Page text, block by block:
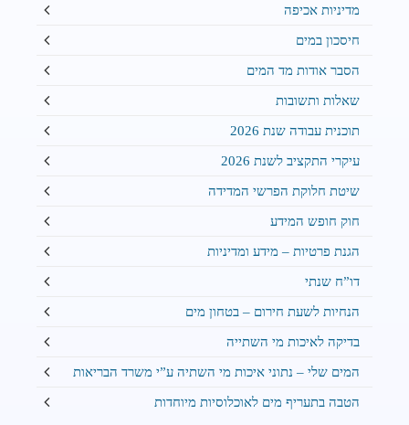
מדיניות אכיפה
חיסכון במים
הסבר אודות מד המים
שאלות ותשובות
תוכנית עבודה שנת 2026
עיקרי התקציב לשנת 2026
שיטת חלוקת הפרשי המדידה
חוק חופש המידע
הגנת פרטיות – מידע ומדיניות
דו”ח שנתי
הנחיות לשעת חירום – בטחון מים
בדיקה לאיכות מי השתייה
המים שלי – נתוני איכות מי השתיה ע”י משרד הבריאות
הטבה בתעריף מים לאוכלוסיות מיוחדות